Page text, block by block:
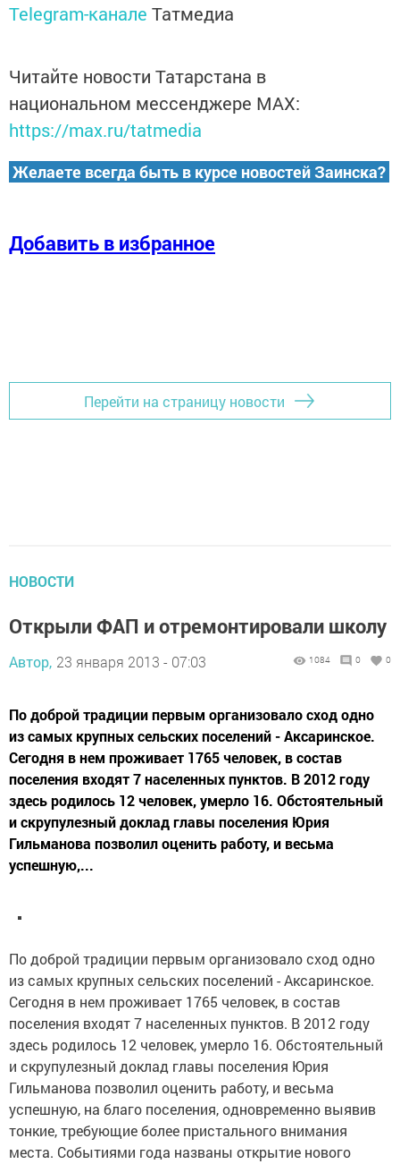
Telegram-канале Татмедиа
Читайте новости Татарстана в
национальном мессенджере MАХ:
https://max.ru/tatmedia
Желаете всегда быть в курсе новостей Заинска?
Добавить в избранное
Перейти на страницу новости
НОВОСТИ
Открыли ФАП и отремонтировали школу
Автор, 23 января 2013 - 07:03 1084 0 0
По доброй традиции первым организовало сход одно
из самых крупных сельских поселений - Аксаринское.
Сегодня в нем проживает 1765 человек, в состав
поселения входят 7 населенных пунктов. В 2012 году
здесь родилось 12 человек, умерло 16. Обстоятельный
и скрупулезный доклад главы поселения Юрия
Гильманова позволил оценить работу, и весьма
успешную,...
По доброй традиции первым организовало сход одно
из самых крупных сельских поселений - Аксаринское.
Сегодня в нем проживает 1765 человек, в состав
поселения входят 7 населенных пунктов. В 2012 году
здесь родилось 12 человек, умерло 16. Обстоятельный
и скрупулезный доклад главы поселения Юрия
Гильманова позволил оценить работу, и весьма
успешную, на благо поселения, одновременно выявив
тонкие, требующие более пристального внимания
места. Событиями года названы открытие нового